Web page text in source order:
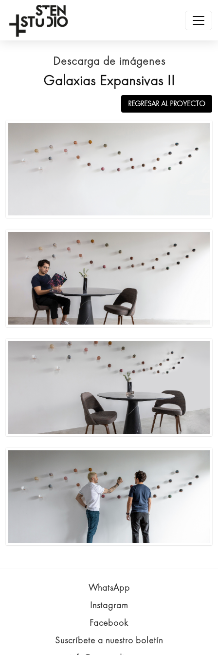
Descarga de imágenes
Galaxias Expansivas II
REGRESAR AL PROYECTO
WhatsApp
Instagram
Facebook
Suscríbete a nuestro boletín